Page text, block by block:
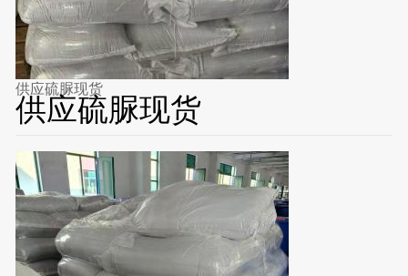
供应硫脲现货
供应硫脲现货